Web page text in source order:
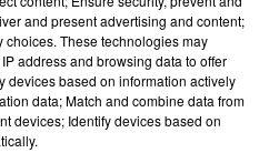
orientation "digital"
temps plein.
et postuler :Rendez-vous sur
and present advertising and content;
These technologies may
address and browsing data to offer
devices based on information actively
data; Match and combine data from
devices; Identify devices based on